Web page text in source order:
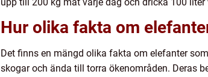
upp till 200 kg mat varje dag och dricka 100
Hur olika fakta om
Det finns en mängd olika fakta om elefanter
skogar och ända till torra ökenområden. Deras